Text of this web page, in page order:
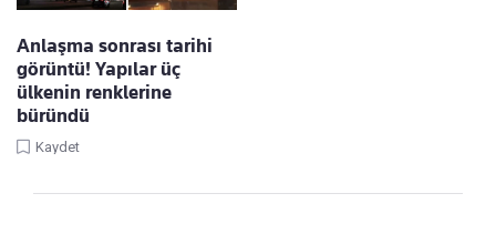
Anlaşma sonrası tarihi
görüntü! Yapılar üç
ülkenin renklerine
büründü
Kaydet